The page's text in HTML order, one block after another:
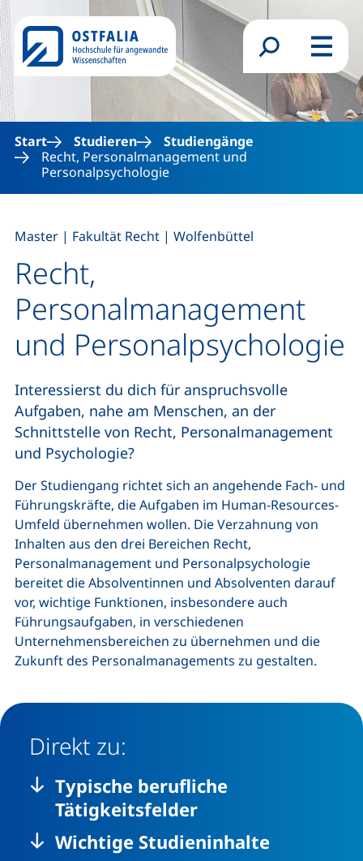
Direkt zum Inhalt
Suchformular
Menü
Start Studieren
Studiengänge
Recht, Personalmanagement und
Personalpsychologie
Recht,
Personalmanagement
und Personalpsychologie
Master | Fakultät Recht | Wolfenbüttel
Interessierst du dich für anspruchsvolle
Aufgaben, nahe am Menschen, an der
Schnittstelle von Recht, Personalmanagement
und Psychologie?
Der Studiengang richtet sich an angehende Fach- und
Führungskräfte, die Aufgaben im Human-Resources-
Umfeld übernehmen wollen. Die Verzahnung von
Inhalten aus den drei Bereichen Recht,
Personalmanagement und Personalpsychologie
bereitet die Absolventinnen und Absolventen darauf
vor, wichtige Funktionen, insbesondere auch
Führungsaufgaben, in verschiedenen
Unternehmensbereichen zu übernehmen und die
Zukunft des Personalmanagements zu gestalten.
Direkt zu:
Typische berufliche
Tätigkeitsfelder
Wichtige Studieninhalte